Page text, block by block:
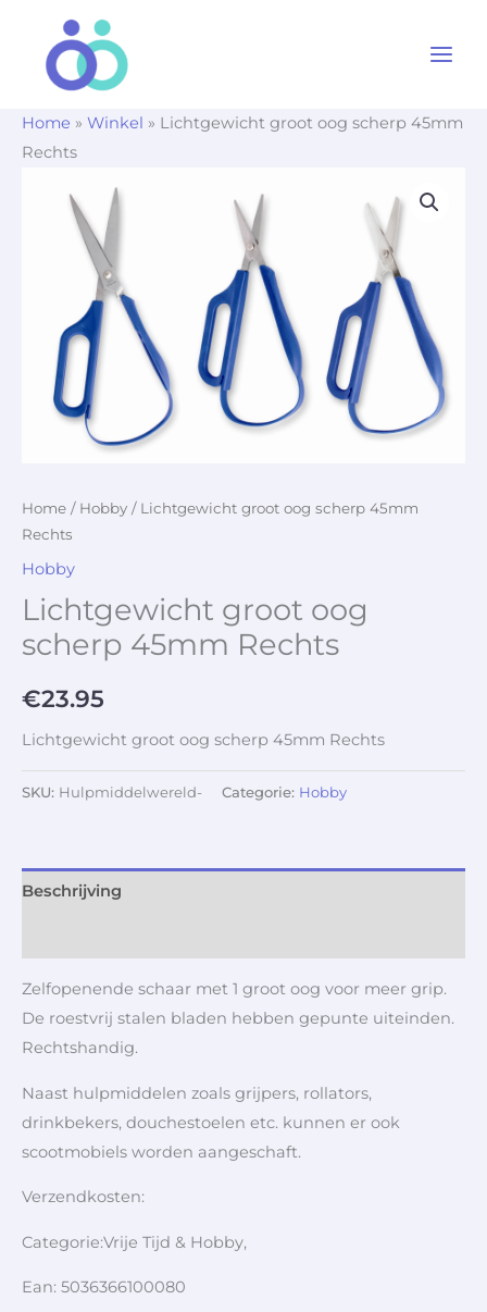
Home » Winkel » Lichtgewicht groot oog scherp 45mm
Rechts
Home / Hobby / Lichtgewicht groot oog scherp 45mm
Rechts
Hobby
Lichtgewicht groot oog
scherp 45mm Rechts
€23.95
Lichtgewicht groot oog scherp 45mm Rechts
SKU: Hulpmiddelwereld- Categorie: Hobby
Beschrijving
Zelfopenende schaar met 1 groot oog voor meer grip.
De roestvrij stalen bladen hebben gepunte uiteinden.
Rechtshandig.
Naast hulpmiddelen zoals grijpers, rollators,
drinkbekers, douchestoelen etc. kunnen er ook
scootmobiels worden aangeschaft.
Verzendkosten:
Categorie:Vrije Tijd & Hobby,
Ean: 5036366100080